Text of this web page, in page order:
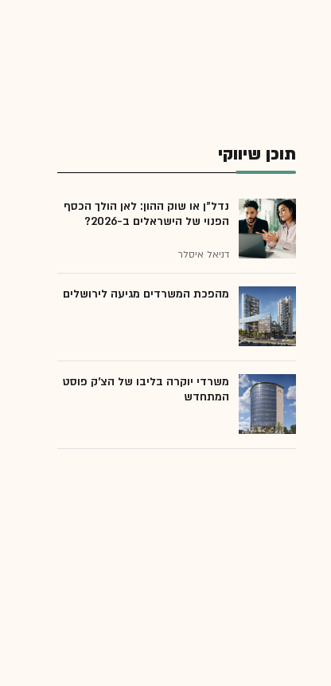
תוכן שיווקי
נדל"ן או שוק ההון: לאן הולך הכסף
הפנוי של הישראלים ב-2026?
דניאל איסלר
מהפכת המשרדים מגיעה לירושלים
משרדי יוקרה בליבו של הצ'ק פוסט
המתחדש